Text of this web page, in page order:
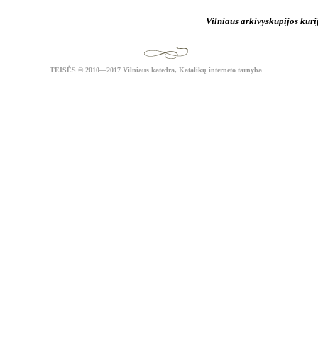
Vilniaus arkivyskupijos
TEISĖS © 2010—2017 Vilniaus katedra, Katalikų interneto tarnyba